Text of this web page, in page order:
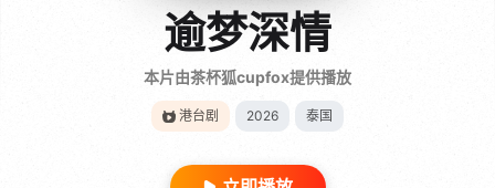
逾梦深情
本片由茶杯狐cupfox提供播放
港台剧 2026 泰国